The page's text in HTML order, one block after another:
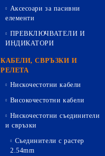
Аксесоари за пасивни
елементи
ПРЕВКЛЮЧВАТЕЛИ И
ИНДИКАТОРИ
КАБЕЛИ, СВРЪЗКИ И
РЕЛЕТА
Нискочестотни кабели
Високочестотни кабели
Нискочестотни съединители
и свръзки
Съединители с растер
2.54mm